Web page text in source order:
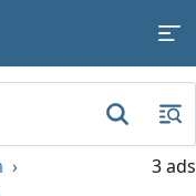
3 ads